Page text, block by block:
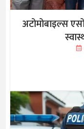
अटोमोबाइल्स